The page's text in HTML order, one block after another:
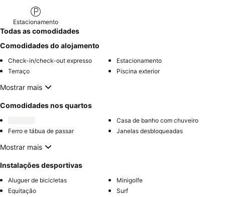
Estacionamento
Todas as comodidades
Comodidades do alojamento
Check-in/check-out expresso
Estacionamento
Terraço
Piscina exterior
Mostrar mais
Comodidades nos quartos
Casa de banho com chuveiro
Ferro e tábua de passar
Janelas desbloqueadas
Mostrar mais
Instalações desportivas
Aluguer de bicicletas
Minigolfe
Equitação
Surf